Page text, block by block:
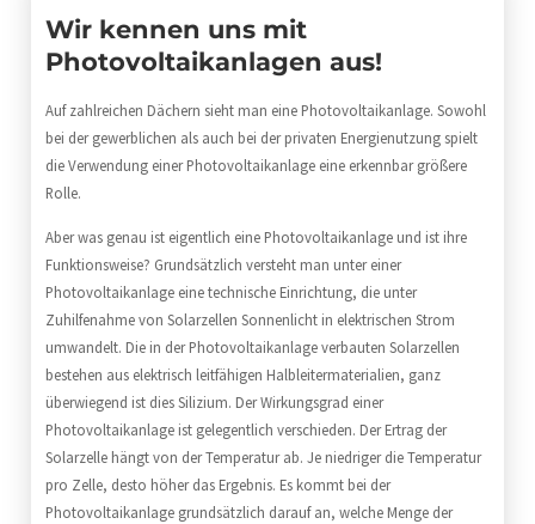
Wir kennen uns mit
Photovoltaikanlagen aus!
Auf zahlreichen Dächern sieht man eine Photovoltaikanlage. Sowohl
bei der gewerblichen als auch bei der privaten Energienutzung spielt
die Verwendung einer Photovoltaikanlage eine erkennbar größere
Rolle.
Aber was genau ist eigentlich eine Photovoltaikanlage und ist ihre
Funktionsweise? Grundsätzlich versteht man unter einer
Photovoltaikanlage eine technische Einrichtung, die unter
Zuhilfenahme von Solarzellen Sonnenlicht in elektrischen Strom
umwandelt. Die in der Photovoltaikanlage verbauten Solarzellen
bestehen aus elektrisch leitfähigen Halbleitermaterialien, ganz
überwiegend ist dies Silizium. Der Wirkungsgrad einer
Photovoltaikanlage ist gelegentlich verschieden. Der Ertrag der
Solarzelle hängt von der Temperatur ab. Je niedriger die Temperatur
pro Zelle, desto höher das Ergebnis. Es kommt bei der
Photovoltaikanlage grundsätzlich darauf an, welche Menge der